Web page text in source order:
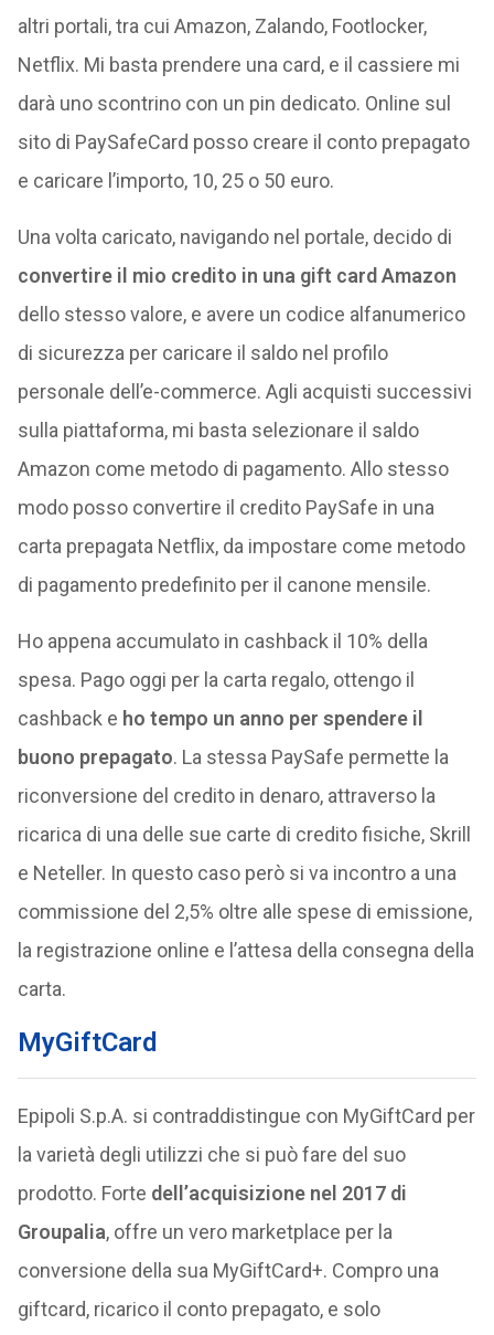
altri portali, tra cui Amazon, Zalando, Footlocker,
Netflix. Mi basta prendere una card, e il cassiere mi
darà uno scontrino con un pin dedicato. Online sul
sito di PaySafeCard posso creare il conto prepagato
e caricare l’importo, 10, 25 o 50 euro.
Una volta caricato, navigando nel portale, decido di
convertire il mio credito in una gift card Amazon
dello stesso valore, e avere un codice alfanumerico
di sicurezza per caricare il saldo nel profilo
personale dell’e-commerce. Agli acquisti successivi
sulla piattaforma, mi basta selezionare il saldo
Amazon come metodo di pagamento. Allo stesso
modo posso convertire il credito PaySafe in una
carta prepagata Netflix, da impostare come metodo
di pagamento predefinito per il canone mensile.
Ho appena accumulato in cashback il 10% della
spesa. Pago oggi per la carta regalo, ottengo il
cashback e ho tempo un anno per spendere il
buono prepagato. La stessa PaySafe permette la
riconversione del credito in denaro, attraverso la
ricarica di una delle sue carte di credito fisiche, Skrill
e Neteller. In questo caso però si va incontro a una
commissione del 2,5% oltre alle spese di emissione,
la registrazione online e l’attesa della consegna della
carta.
MyGiftCard
Epipoli S.p.A. si contraddistingue con MyGiftCard per
la varietà degli utilizzi che si può fare del suo
prodotto. Forte dell’acquisizione nel 2017 di
Groupalia, offre un vero marketplace per la
conversione della sua MyGiftCard+. Compro una
giftcard, ricarico il conto prepagato, e solo